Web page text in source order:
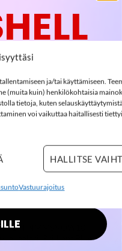
ja/tai käyttämiseen.
(muita kuin) henkilökohtaisia
tietoja, kuten
voi vaikuttaa haitallisesti
HALLITSE
Vastuurajoitus
LISÄÄ
SUOSIKKEIHIN
IT NMMSNOW10
Brilliant Blue
SOFTSHELL15
01
seconds